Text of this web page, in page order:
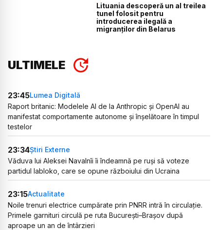
Lituania descoperă un al treilea
tunel folosit pentru
introducerea ilegală a
migranților din Belarus
ULTIMELE
23:45Lumea Digitală
Raport britanic: Modelele AI de la Anthropic și OpenAI au
manifestat comportamente autonome și înșelătoare în timpul
testelor
23:34Știri Externe
Văduva lui Aleksei Navalnîi îi îndeamnă pe ruși să voteze
partidul Iabloko, care se opune războiului din Ucraina
23:15Actualitate
Noile trenuri electrice cumpărate prin PNRR intră în circulație.
Primele garnituri circulă pe ruta București–Brașov după
aproape un an de întârzieri